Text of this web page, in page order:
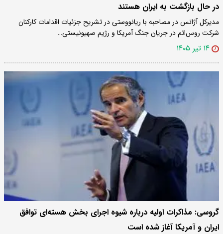
در حال بازگشت به ایران هستند
مدیرکل آژانس در مصاحبه با ریانووستی در تشریح جزئیات اقدامات کارکنان
شرکت روس‌اتم در جریان جنگ آمریکا و رژیم صهیونیستی…
۱۴ تیر ۱۴۰۵
گروسی: مذاکرات اولیه درباره شیوه اجرای بخش هسته‌ای توافق
ایران و آمریکا آغاز شده است